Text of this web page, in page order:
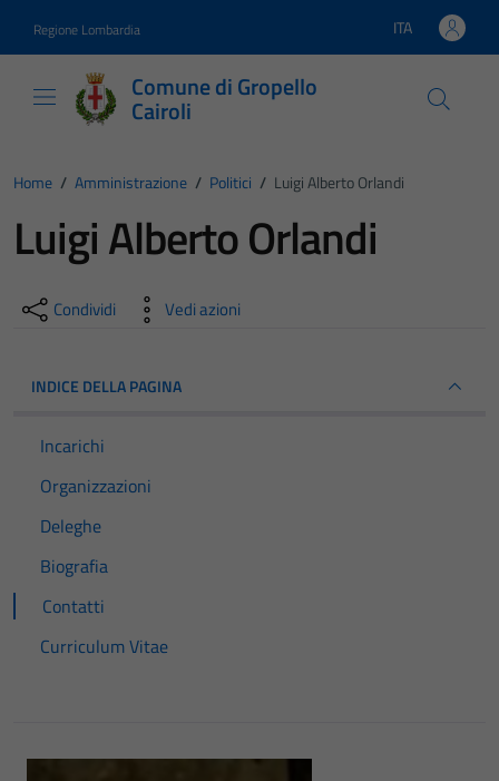
Regione Lombardia Lingua attiva:
ITA
Comune di Gropello
Cairoli
Home / Amministrazione / Politici / Luigi Alberto Orlandi
Luigi Alberto Orlandi
Condividi Vedi azioni
INDICE DELLA PAGINA
Incarichi
Organizzazioni
Deleghe
Biografia
Contatti
Curriculum Vitae